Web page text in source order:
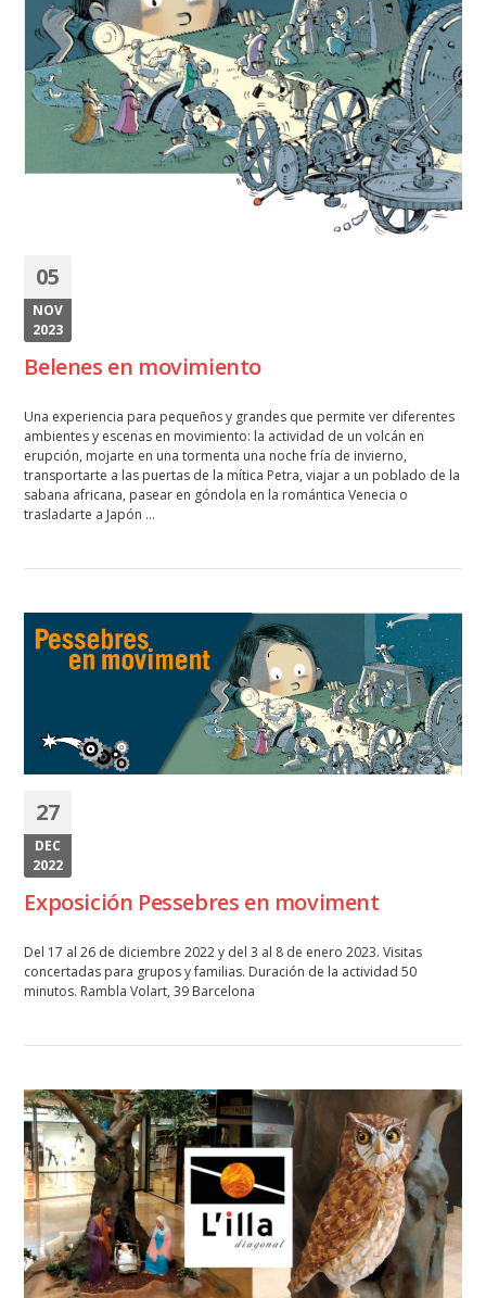
05
NOV
2023
Belenes en movimiento
Una experiencia para pequeños y grandes que permite ver diferentes
ambientes y escenas en movimiento: la actividad de un volcán en
erupción, mojarte en una tormenta una noche fría de invierno,
transportarte a las puertas de la mítica Petra, viajar a un poblado de la
sabana africana, pasear en góndola en la romántica Venecia o
trasladarte a Japón …
27
DEC
2022
Exposición Pessebres en moviment
Del 17 al 26 de diciembre 2022 y del 3 al 8 de enero 2023. Visitas
concertadas para grupos y familias. Duración de la actividad 50
minutos. Rambla Volart, 39 Barcelona